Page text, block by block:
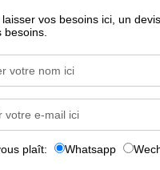
vos besoins ici, un
plaît: Whatsapp